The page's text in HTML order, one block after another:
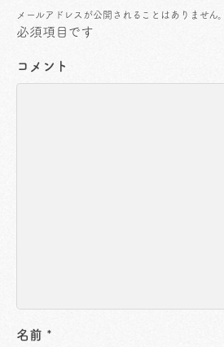
メールアドレスが公開されることはありません。
必須項目です
コメント
名前 *